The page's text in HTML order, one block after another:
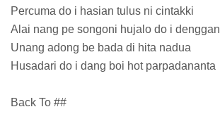
Percuma do i hasian tulus ni cintakki
Alai nang pe songoni hujalo do i denggan
Unang adong be bada di hita nadua
Husadari do i dang boi hot parpadananta
Back To ##